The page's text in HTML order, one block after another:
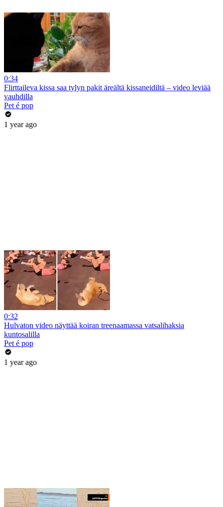
0:34
Flirttaileva kissa saa tylyn pakit äreältä kissaneidiltä – video leviää
vauhdilla
Pet é pop
1 year ago
0:32
Hulvaton video näyttää koiran treenaamassa vatsalihaksia
kuntosalilla
Pet é pop
1 year ago